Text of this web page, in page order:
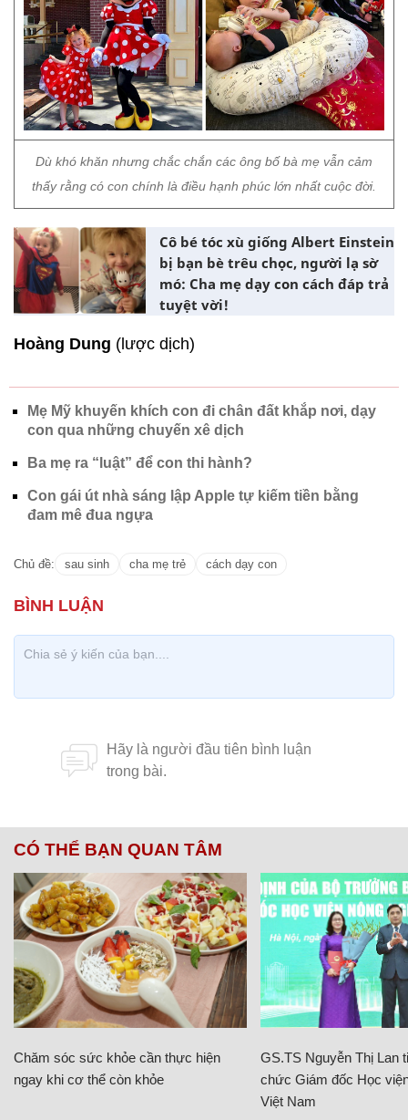
Dù khó khăn nhưng chắc chắn các ông bố bà mẹ vẫn cảm
thấy rằng có con chính là điều hạnh phúc lớn nhất cuộc đời.
Cô bé tóc xù giống Albert Einstein
bị bạn bè trêu chọc, người lạ sờ
mó: Cha mẹ dạy con cách đáp trả
tuyệt vời!
Hoàng Dung (lược dịch)
Mẹ Mỹ khuyến khích con đi chân đất khắp nơi, dạy
con qua những chuyến xê dịch
Ba mẹ ra “luật” để con thi hành?
Con gái út nhà sáng lập Apple tự kiếm tiền bằng
đam mê đua ngựa
Chủ đề: sau sinh cha mẹ trẻ cách dạy con
CÓ THỂ BẠN QUAN TÂM
Chăm sóc sức khỏe cần thực hiện
ngay khi cơ thể còn khỏe
GS.TS Nguyễn Thị Lan
chức Giám đốc Học
Việt Nam